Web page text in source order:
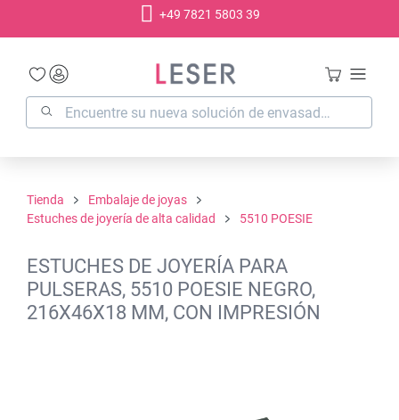
+49 7821 5803 39
Tienda
Embalaje de joyas
Estuches de joyería de alta calidad
5510 POESIE
ESTUCHES DE JOYERÍA PARA
PULSERAS, 5510 POESIE NEGRO,
216X46X18 MM, CON IMPRESIÓN